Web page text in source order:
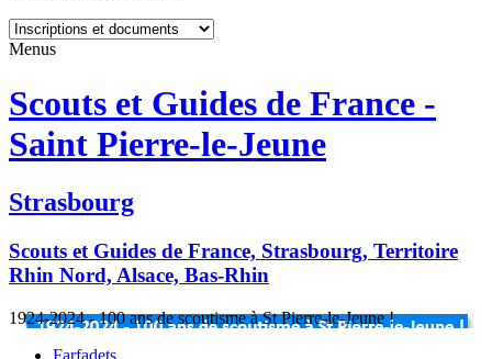
Menus
Scouts et Guides de France -
Saint Pierre-le-Jeune
Strasbourg
Scouts et Guides de France, Strasbourg, Territoire
Rhin Nord, Alsace, Bas-Rhin
1924-2024 - 100 ans de scoutisme à St Pierre-le-Jeune !
Farfadets